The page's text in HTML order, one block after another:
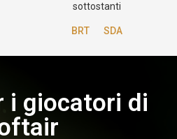
sottostanti
BRT SDA
i giocatori di